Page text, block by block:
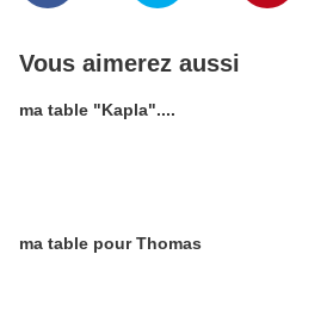
Vous aimerez aussi
ma table "Kapla"....
ma table pour Thomas